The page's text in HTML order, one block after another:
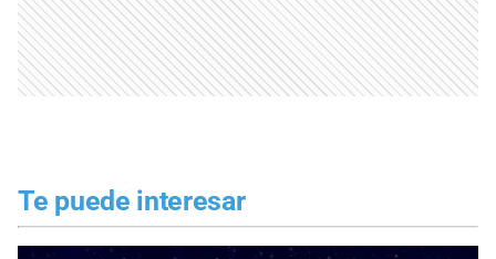
Te puede interesar